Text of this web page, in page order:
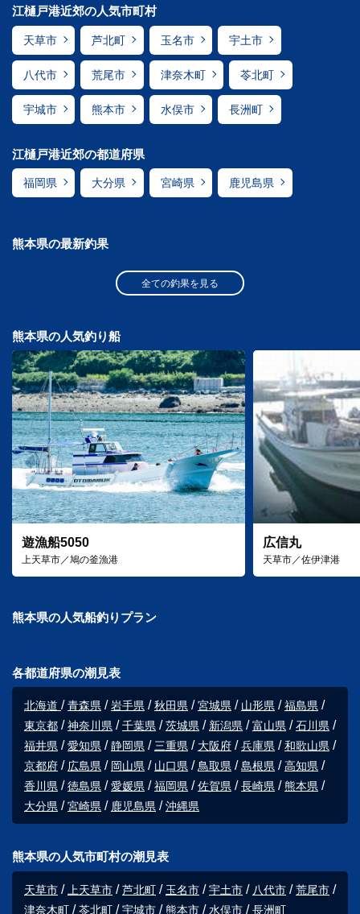
江樋戸港近郊の人気市町村
天草市 芦北町 玉名市 宇土市
八代市 荒尾市 津奈木町 苓北町
宇城市 熊本市 水俣市 長洲町
江樋戸港近郊の都道府県
福岡県 大分県 宮崎県 鹿児島県
熊本県の最新釣果
全ての釣果を見る
熊本県の人気釣り船
遊漁船5050
上天草市／鳩の釜漁港
広信丸
天草市／佐伊津港
熊本県の人気船釣りプラン
各都道府県の潮見表
北海道 青森県 岩手県 秋田県 宮城県 山形県
福島県
東京都
神奈川県 千葉県 茨城県 新潟県 富山県
石川県
福井県
愛知県 静岡県 三重県 大阪府 兵庫県
和歌山県
京都府
広島県 岡山県 山口県 鳥取県 島根県
高知県
香川県
徳島県 愛媛県 福岡県 佐賀県 長崎県
熊本県
大分県
宮崎県 鹿児島県 沖縄県
熊本県の人気市町村の潮見表
天草市 上天草市 芦北町 玉名市 宇土市 八代市
荒尾市
津奈木町
苓北町 宇城市 熊本市 水俣市 長洲町